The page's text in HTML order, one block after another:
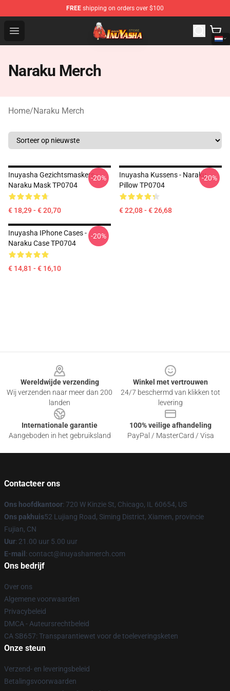
FREE shipping on orders over $100
Open menu
Inuyasha Store - Official Inuyasha Merchandise Shop
Naraku Merch
Home/Naraku Merch
Inuyasha Gezichtsmaskers -
Naraku Mask TP0704
€ 18,29 - € 20,70
-20%
Inuyasha Kussens - Naraku
Pillow TP0704
€ 22,08 - € 26,68
-20%
Inuyasha IPhone Cases -
Naraku Case TP0704
€ 14,81 - € 16,10
-20%
Wereldwijde verzending
Wij verzenden naar meer dan 200
landen
Winkel met vertrouwen
24/7 beschermd van klikken tot
levering
Internationale garantie
Aangeboden in het gebruiksland
100% veilige afhandeling
PayPal / MasterCard / Visa
Contacteer ons
Ons hoofdkantoor: 720 W Kinzie St, Chicago, IL 60654, US
Ons pakhuis52 Lujiang Road, Siming District, Xiamen, provincie
Fujian, CN
Uur: 21.00 uur 5.00 uur
E-mail : contact@inuyashamerch.com
Ons bedrijf
Over ons
Algemene voorwaarden
Privacybeleid
DMCA - Auteursrechtbeleid
CA SB657: Transparantiewet voor de toeleveringsketen
Onze steun
Verzend- en leveringsbeleid
Betalingsvoorwaarden